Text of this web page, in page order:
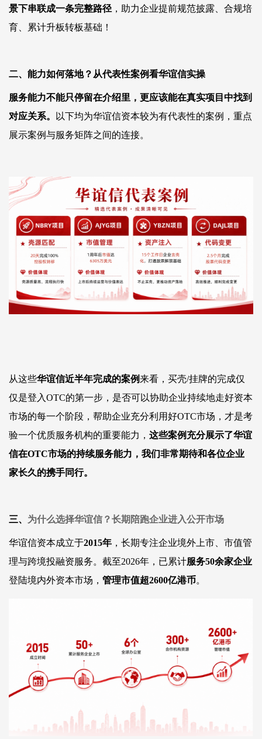
景下串联成一条完整路径 ，助力企业提前规范披露、合规培
育、累计升板转板基础！
二、能力如何落地？从代表性案例看华谊信实操
服务能力不能只停留在介绍里，更应该能在真实项目中找到
对应关系。
以下均为华谊信资本较为有代表性的案例 ，重点
展示案例与服务矩阵之间的连接。
从这些华谊信近半年完成的案例来看，买壳/挂牌的完成仅
仅是登入OTC的第一步，是否可以协助企业持续地走好资本
市场的每一个阶段，帮助企业充分利用好OTC市场，才是考
验一个优质服务机构的重要能力， 这些案例充分展示了华谊
信在OTC市场的持续服务能力，我们非常期待和各位企业
家长久的携手同行。
三、 为什么选择华谊信？长期陪跑企业进入公开市场
华谊信资本成立于2015年 ，长期专注企业境外上市、市值管
理与跨境投融资服务。截至2026年，已累计服务50余家企业
登陆境内外资本市场， 管理市值超2600亿港币。